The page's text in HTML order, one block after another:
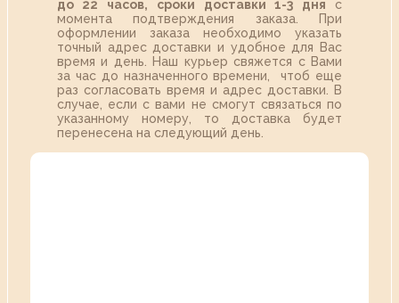
до 22 часов,
сроки доставки 1-3 дня с
момента подтверждения заказа. При
оформлении заказа необходимо указать
точный адрес доставки и удобное для Вас
время и день. Наш курьер свяжется с Вами
за час до назначенного времени, чтоб еще
раз согласовать время и адрес доставки. В
случае, если с вами не смогут связаться по
указанному номеру, то доставка будет
перенесена на следующий день.